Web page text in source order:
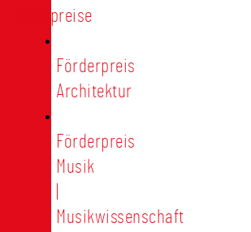
Förderpreise
Förderpreis
Architektur
Förderpreis
Musik
Musikwissenschaft